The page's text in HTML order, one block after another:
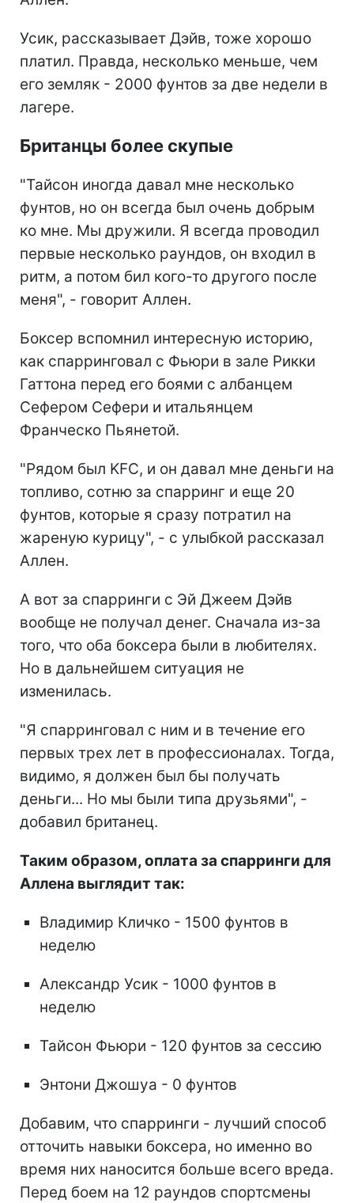
Усик, рассказывает Дэйв, тоже хорошо
платил. Правда, несколько меньше, чем
его земляк - 2000 фунтов за две недели в
лагере.
Британцы более скупые
"Тайсон иногда давал мне несколько
фунтов, но он всегда был очень добрым
ко мне. Мы дружили. Я всегда проводил
первые несколько раундов, он входил в
ритм, а потом бил кого-то другого после
меня", - говорит Аллен.
Боксер вспомнил интересную историю,
как спарринговал с Фьюри в зале Рикки
Гаттона перед его боями с албанцем
Сефером Сефери и итальянцем
Франческо Пьянетой.
"Рядом был KFC, и он давал мне деньги на
топливо, сотню за спарринг и еще 20
фунтов, которые я сразу потратил на
жареную курицу", - с улыбкой рассказал
Аллен.
А вот за спарринги с Эй Джеем Дэйв
вообще не получал денег. Сначала из-за
того, что оба боксера были в любителях.
Но в дальнейшем ситуация не
изменилась.
"Я спарринговал с ним и в течение его
первых трех лет в профессионалах. Тогда,
видимо, я должен был бы получать
деньги... Но мы были типа друзьями", -
добавил британец.
Таким образом, оплата за спарринги для
Аллена выглядит так:
Владимир Кличко - 1500 фунтов в
неделю
Александр Усик - 1000 фунтов в
неделю
Тайсон Фьюри - 120 фунтов за сессию
Энтони Джошуа - 0 фунтов
Добавим, что спарринги - лучший способ
отточить навыки боксера, но именно во
время них наносится больше всего вреда.
Перед боем на 12 раундов спортсмены